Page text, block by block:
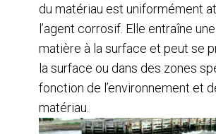
du matériau est uniformément
l’agent corrosif. Elle entraîne
matière à la surface et peut se
la surface ou dans des zones
fonction de l’environnement et
matériau.